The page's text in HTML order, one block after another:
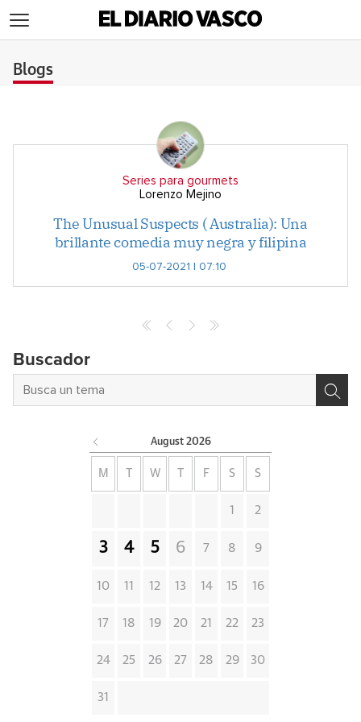
Blogs
Series para gourmets
Lorenzo Mejino
The Unusual Suspects ( Australia): Una
brillante comedia muy negra y filipina
05-07-2021 | 07:10
Buscador
August 2026
M W F S S
1 2
3 4 5 6 7 8 9
10 11 12 13 14 15 16
17 18 19 20 21 22 23
24 25 26 27 28 29 30
31